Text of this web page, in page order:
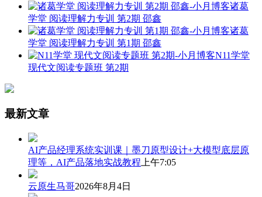
诸葛
学堂 阅读理解力专训 第2期 邵鑫
诸葛
学堂 阅读理解力专训 第1期 邵鑫
N11学堂
现代文阅读专题班 第2期
最新文章
AI产品经理系统实训课｜墨刀原型设计+大模型底层原
理等，AI产品落地实战教程 上午7:05
云原生马哥2026年8月4日